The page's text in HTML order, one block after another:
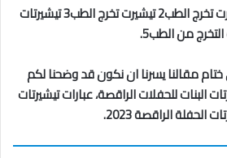
الطب2 تيشيرت تخرج ال
طب3 تيشيرتات
الطب5.
مقالنا يسرنا ان نكون قد وضحنا لكم
البنات للحفلات الراقصة، عبارات تيشيرتات
الحفلة الراقصة 2023.